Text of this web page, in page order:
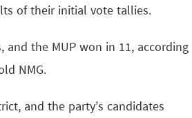
of their initial vote tallies.
and the MUP won in 11, according
NMG.
and the party’s candidates